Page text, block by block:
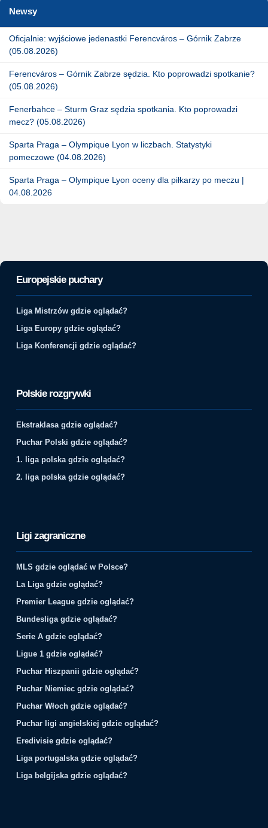
Newsy
Oficjalnie: wyjściowe jedenastki Ferencváros – Górnik Zabrze
(05.08.2026)
Ferencváros – Górnik Zabrze sędzia. Kto poprowadzi spotkanie?
(05.08.2026)
Fenerbahce – Sturm Graz sędzia spotkania. Kto poprowadzi
mecz? (05.08.2026)
Sparta Praga – Olympique Lyon w liczbach. Statystyki
pomeczowe (04.08.2026)
Sparta Praga – Olympique Lyon oceny dla piłkarzy po meczu |
04.08.2026
Europejskie puchary
Liga Mistrzów gdzie oglądać?
Liga Europy gdzie oglądać?
Liga Konferencji gdzie oglądać?
Polskie rozgrywki
Ekstraklasa gdzie oglądać?
Puchar Polski gdzie oglądać?
1. liga polska gdzie oglądać?
2. liga polska gdzie oglądać?
Ligi zagraniczne
MLS gdzie oglądać w Polsce?
La Liga gdzie oglądać?
Premier League gdzie oglądać?
Bundesliga gdzie oglądać?
Serie A gdzie oglądać?
Ligue 1 gdzie oglądać?
Puchar Hiszpanii gdzie oglądać?
Puchar Niemiec gdzie oglądać?
Puchar Włoch gdzie oglądać?
Puchar ligi angielskiej gdzie oglądać?
Eredivisie gdzie oglądać?
Liga portugalska gdzie oglądać?
Liga belgijska gdzie oglądać?